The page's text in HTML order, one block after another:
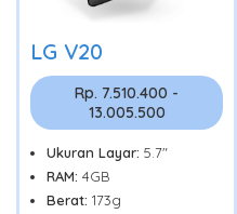
LG V20
Rp. 7.510.400 -
13.005.500
Ukuran Layar: 5.7"
RAM: 4GB
Berat: 173g